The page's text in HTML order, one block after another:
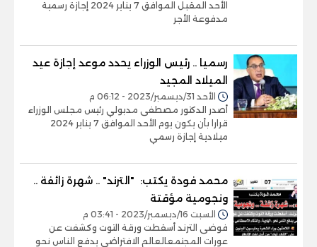
الأحد المقبل الموافق 7 يناير 2024 إجازة رسمية
مدفوعة الأجر
رسميا .. رئيس الوزراء يحدد موعد إجازة عيد
الميلاد المجيد
الأحد 31/ديسمبر/2023 - 06:12 م
أصدر الدكتور مصطفى مدبولي رئيس مجلس الوزراء
قرارا بأن يكون يوم الأحد الموافق 7 يناير 2024
ميلادية إجازة رسمي
محمد فودة يكتب: "الترند" .. شهرة زائفة ..
ونجومية مؤقتة
السبت 16/ديسمبر/2023 - 03:41 م
فوضى الترند أسقطت ورقة التوت وكشفت عن
عورات المجتمعالعالم الافتراضى يدفع الناس نحو